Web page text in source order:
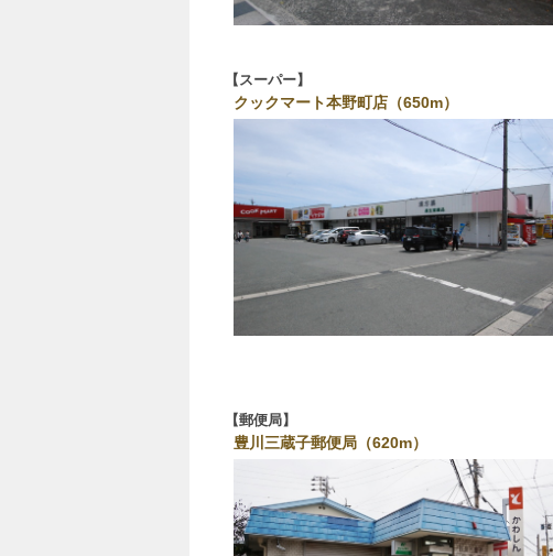
スーパー
クックマート本野町店（650m）
郵便局
豊川三蔵子郵便局（620m）